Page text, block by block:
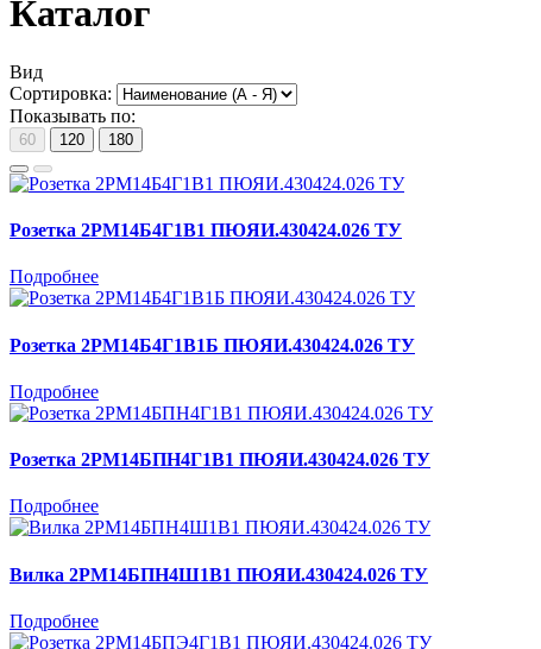
Каталог
Вид
Сортировка:
Показывать по:
60 120 180
Розетка 2РМ14Б4Г1В1 ПЮЯИ.430424.026 ТУ
Подробнее
Розетка 2РМ14Б4Г1В1Б ПЮЯИ.430424.026 ТУ
Подробнее
Розетка 2РМ14БПН4Г1В1 ПЮЯИ.430424.026 ТУ
Подробнее
Вилка 2РМ14БПН4Ш1В1 ПЮЯИ.430424.026 ТУ
Подробнее